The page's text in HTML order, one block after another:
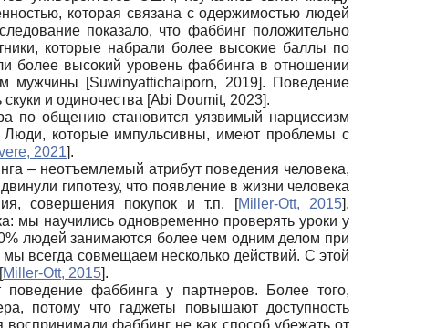
которая связана с одержимостью людей
показало, что фаббинг положительно
которые набрали более высокие баллы по
более высокий уровень фаббинга в отношении
мужчины [Suwinyattichaiporn, 2019]. Поведение
и одиночества [Abi Doumit, 2023].
по общению становится уязвимый нарциссизм
Люди, которые импульсивны, имеют проблемы с
2021].
– неотъемлемый атрибут поведения человека,
гипотезу, что появление в жизни человека
совершения покупок и т.п.
[Miller-Ott, 2015].
мы научились одновременно проверять уроки у
людей занимаются более чем одним делом при
всегда совмещаем несколько действий. С этой
[Miller-Ott, 2015].
фаббинга у партнеров. Более того,
потому что гаджеты повышают доступность
фаббинг не как способ убежать от